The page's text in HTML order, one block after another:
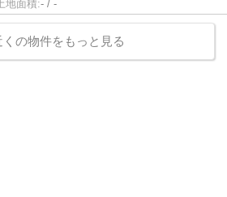
地面積:- / -
くの物件をもっと見る